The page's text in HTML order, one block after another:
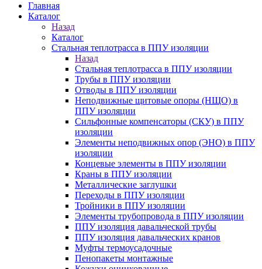
Главная
Каталог
Назад
Каталог
Стальная теплотрасса в ППУ изоляции
Назад
Стальная теплотрасса в ППУ изоляции
Трубы в ППУ изоляции
Отводы в ППУ изоляции
Неподвижные щитовые опоры (НЩО) в
ППУ изоляции
Cильфонные компенсаторы (СКУ) в ППУ
изоляции
Элементы неподвижных опор (ЭНО) в ППУ
изоляции
Концевые элементы в ППУ изоляции
Краны в ППУ изоляции
Металлические заглушки
Переходы в ППУ изоляции
Тройники в ППУ изоляции
Элементы трубопровода в ППУ изоляции
ППУ изоляция давальческой трубы
ППУ изоляция давальческих кранов
Муфты термоусадочные
Пенопакеты монтажные